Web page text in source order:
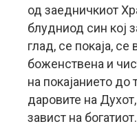
од заедничкиот
блудниод син кој
глад, се покаја,
боженствена и
на покајанието
даровите на
завист на богатиот.